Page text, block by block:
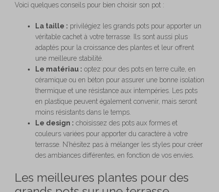
Voici quelques conseils pour bien choisir son pot :
La taille : privilégiez les grands pots pour apporter un
véritable cachet à votre terrasse. Ils sont aussi plus
adaptés pour la croissance des plantes et leur offrent
une meilleure stabilité.
Le matériau : optez pour des pots en terre cuite, en
céramique ou en béton pour assurer une bonne isolation
thermique et une résistance aux intempéries. Les pots
en plastique peuvent également convenir, mais seront
moins résistants dans le temps.
Le design : choisissez des pots aux formes et
couleurs variées pour apporter du caractère à votre
terrasse. N’hésitez pas à mélanger les styles pour créer
des ambiances différentes, en fonction de vos envies.
Les meilleures plantes pour des